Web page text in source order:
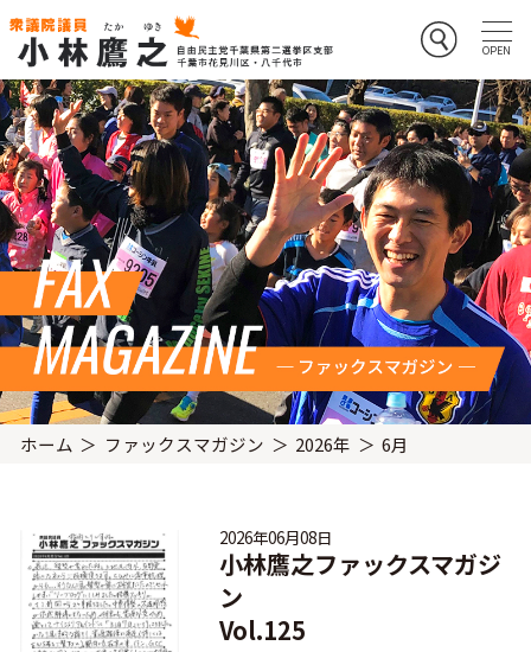
ホーム ファックスマガジン 2026年 6月
2026年06月08日
小林鷹之ファックスマガジ
ン
Vol.125